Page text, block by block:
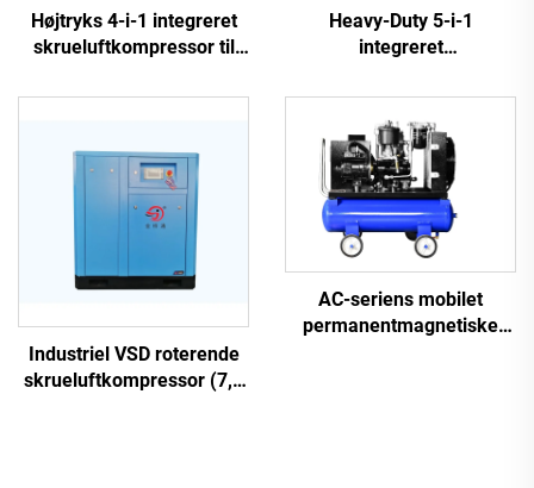
Højtryks 4-i-1 integreret
skrueluftkompressor til
Heavy-Duty 5-i-1
integreret
laserskæring (16 bar /
1200 L tank)
Industriel VSD roterende
skrueluftkompressor (7,5
AC-seriens mobilet
permanentmagnetiske